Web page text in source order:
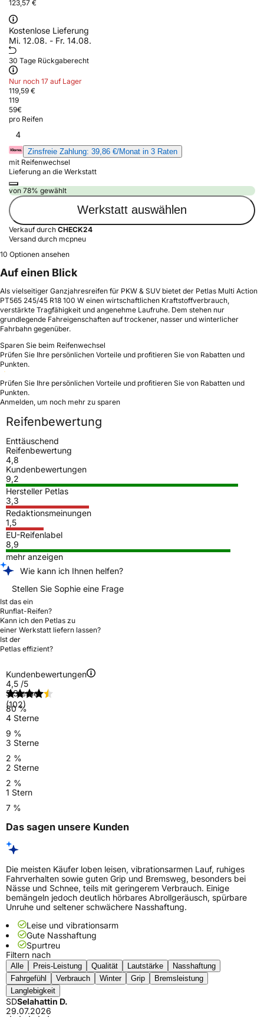
123,57 €
Kostenlose Lieferung
Mi. 12.08. - Fr. 14.08.
30 Tage Rückgaberecht
Nur noch 17 auf Lager
119,59 €
119
59€
pro Reifen
4
Zinsfreie Zahlung: 39,86 €/Monat in 3 Raten
mit Reifenwechsel
Lieferung an die Werkstatt
von 78% gewählt
Werkstatt auswählen
Verkauf durch CHECK24
Versand durch mcpneu
10 Optionen ansehen
Auf einen Blick
Als vielseitiger Ganzjahresreifen für PKW & SUV bietet der Petlas Multi Action
PT565 245/45 R18 100 W einen wirtschaftlichen Kraftstoffverbrauch,
verstärkte Tragfähigkeit und angenehme Laufruhe. Dem stehen nur
grundlegende Fahreigenschaften auf trockener, nasser und winterlicher
Fahrbahn gegenüber.
Sparen Sie beim Reifenwechsel
Prüfen Sie Ihre persönlichen Vorteile und profitieren Sie von Rabatten und
Punkten.
Prüfen Sie Ihre persönlichen Vorteile und profitieren Sie von Rabatten und
Punkten.
Anmelden, um noch mehr zu sparen
Reifenbewertung
Enttäuschend
Reifenbewertung
4,8
Kundenbewertungen
9,2
Hersteller Petlas
3,3
Redaktionsmeinungen
1,5
EU-Reifenlabel
8,9
mehr anzeigen
Wie kann ich Ihnen helfen?
Stellen Sie Sophie eine Frage
Ist das ein
Runflat-Reifen?
Kann ich den Petlas zu
einer Werkstatt liefern lassen?
Ist der
Petlas effizient?
Kundenbewertungen
4,5 /5
(102)
5 Sterne
80 %
4 Sterne
9 %
3 Sterne
2 %
2 Sterne
2 %
1 Stern
7 %
Das sagen unsere Kunden
Die meisten Käufer loben leisen, vibrationsarmen Lauf, ruhiges
Fahrverhalten sowie guten Grip und Bremsweg, besonders bei
Nässe und Schnee, teils mit geringerem Verbrauch. Einige
bemängeln jedoch deutlich hörbares Abrollgeräusch, spürbare
Unruhe und seltener schwächere Nasshaftung.
Leise und vibrationsarm
Gute Nasshaftung
Spurtreu
Filtern nach
Alle Preis-Leistung Qualität Lautstärke
Nasshaftung
Fahrgefühl
Verbrauch Winter Grip
Bremsleistung
Langlebigkeit
SDSelahattin D.
29.07.2026